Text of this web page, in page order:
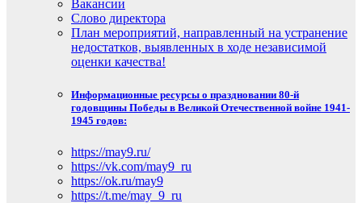
Вакансии
Слово директора
План мероприятий, направленный на устранение
недостатков, выявленных в ходе независимой
оценки качества!
Информационные ресурсы о праздновании 80-й
годовщины Победы в Великой Отечественной войне 1941-
1945 годов:
https://may9.ru/
https://vk.com/may9_ru
https://ok.ru/may9
https://t.me/may_9_ru